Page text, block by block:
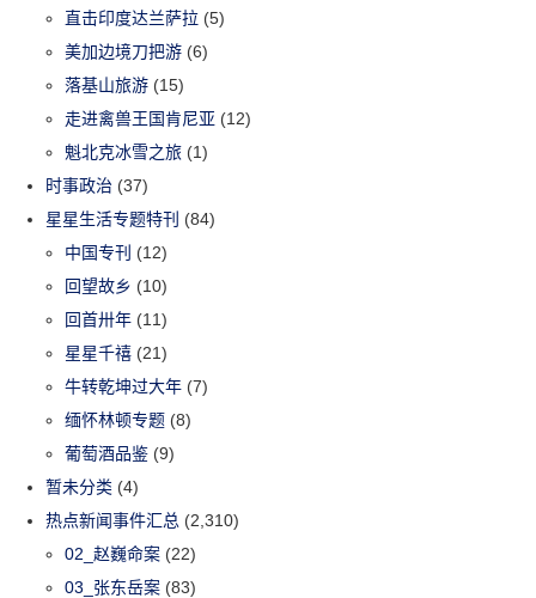
直击印度达兰萨拉 (5)
美加边境刀把游 (6)
落基山旅游 (15)
走进禽兽王国肯尼亚 (12)
魁北克冰雪之旅 (1)
时事政治 (37)
星星生活专题特刊 (84)
中国专刊 (12)
回望故乡 (10)
回首卅年 (11)
星星千禧 (21)
牛转乾坤过大年 (7)
缅怀林顿专题 (8)
葡萄酒品鉴 (9)
暂未分类 (4)
热点新闻事件汇总 (2,310)
02_赵巍命案 (22)
03_张东岳案 (83)